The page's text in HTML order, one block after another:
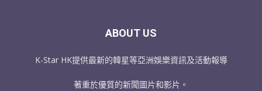
ABOUT US
K-Star HK提供最新的韓星等亞洲娛樂資訊及活動報導
著重於優質的新聞圖片和影片。